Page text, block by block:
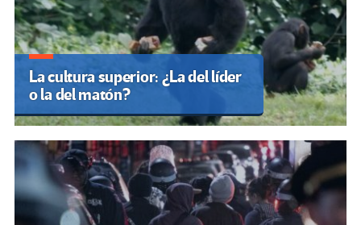
La cultura superior: ¿La del líder
o la del matón?